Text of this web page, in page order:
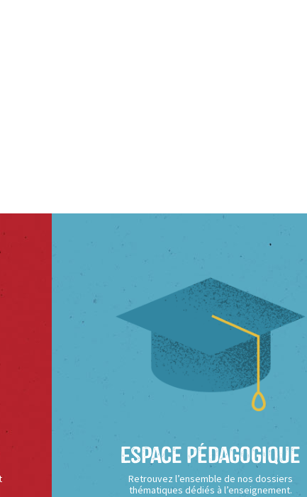
Espace Pédagogique
Retrouvez l’ensemble de nos dossiers
thématiques dédiés à l’enseignement.